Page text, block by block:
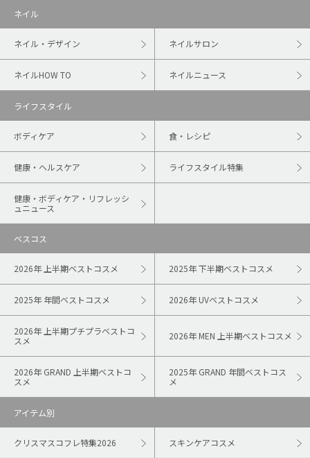
ネイル
ネイル・デザイン ネイルサロン
ネイルHOW TO ネイルニュース
ライフスタイル
ボディケア 食・レシピ
健康・ヘルスケア ライフスタイル特集
健康・ボディケア・リフレッシ
ュニュース
ベスコス
2026年 上半期ベストコスメ 2025年 下半期ベストコスメ
2025年 年間ベストコスメ 2026年 UVベストコスメ
2026年 上半期プチプラベストコ
スメ
2026年 MEN 上半期ベストコスメ
2026年 GRAND 上半期ベストコ
スメ
2025年 GRAND 年間ベストコス
メ
アイテム別
クリスマスコフレ特集2026 スキンケアコスメ